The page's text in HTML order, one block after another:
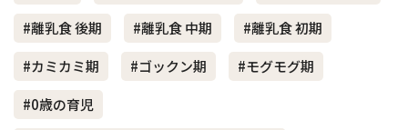
#離乳食 後期
#離乳食 中期
#離乳食 初期
#カミカミ期
#ゴックン期
#モグモグ期
#0歳の育児